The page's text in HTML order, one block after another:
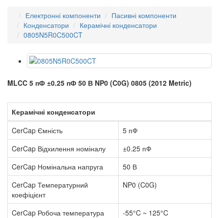
Електронні компоненти
Пасивні компоненти
Конденсатори
Керамічні конденсатори
0805N5R0C500CT
MLCC 5 пФ ±0.25 пФ 50 В NP0 (C0G) 0805 (2012 Metric)
Керамічні конденсатори
CerCap Ємність
5 пФ
CerCap Відхилення номіналу
±0.25 пФ
CerCap Номінальна напруга
50 В
CerCap Температурний
коефіцієнт
NP0 (C0G)
CerCap Робоча температура
-55°C ~ 125°C